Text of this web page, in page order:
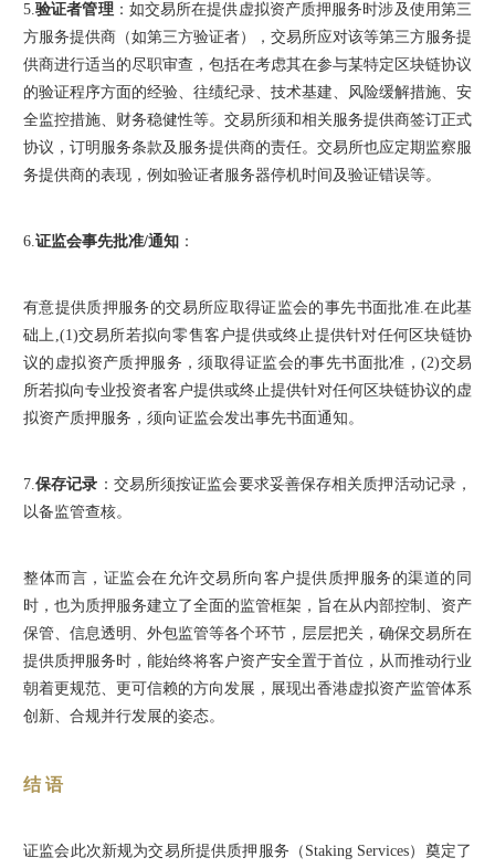
5.验证者管理：如交易所在提供虚拟资产质押服务时涉及使用第三
方服务提供商（如第三方验证者），交易所应对该等第三方服务提
供商进行适当的尽职审查，包括在考虑其在参与某特定区块链协议
的验证程序方面的经验、往绩纪录、技术基建、风险缓解措施、安
全监控措施、财务稳健性等。交易所须和相关服务提供商签订正式
协议，订明服务条款及服务提供商的责任。交易所也应定期监察服
务提供商的表现，例如验证者服务器停机时间及验证错误等。
6.证监会事先批准/通知 ：
有意提供质押服务的交易所应取得证监会的事先书面批准.在此基
础上,(1)交易所若拟向零售客户提供或终止提供针对任何区块链协
议的虚拟资产质押服务，须取得证监会的事先书面批准，(2)交易
所若拟向专业投资者客户提供或终止提供针对任何区块链协议的虚
拟资产质押服务，须向证监会发出事先书面通知。
7.保存记录 ：交易所须按证监会要求妥善保存相关质押活动记录，
以备监管查核。
整体而言，证监会在允许交易所向客户提供质押服务的渠道的同
时，也为质押服务建立了全面的监管框架，旨在从内部控制、资产
保管、信息透明、外包监管等各个环节，层层把关，确保交易所在
提供质押服务时，能始终将客户资产安全置于首位，从而推动行业
朝着更规范、更可信赖的方向发展，展现出香港虚拟资产监管体系
创新、合规并行发展的姿态。
结 语
证监会此次新规为交易所提供质押服务（Staking Services）奠定了